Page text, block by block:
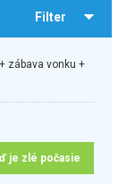
Filter
zábava vonku +
je zlé počasie